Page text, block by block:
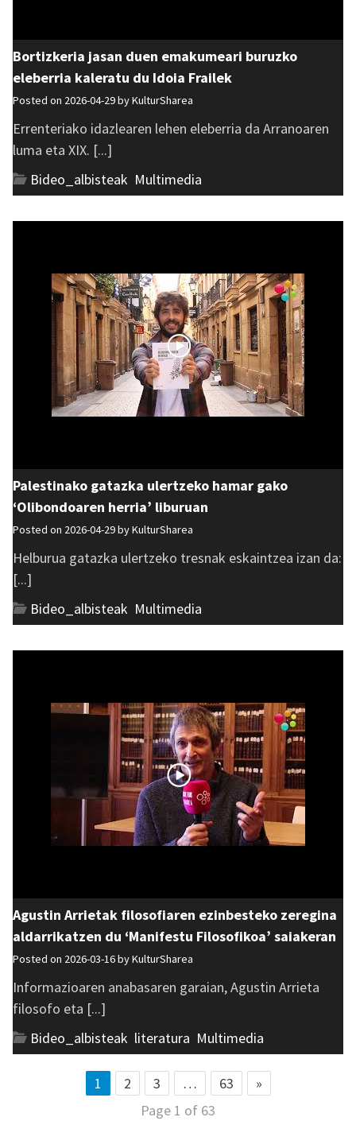
Bortizkeria jasan duen emakumeari buruzko
eleberria kaleratu du Idoia Frailek
Posted on 2026-04-29 byKulturSharea
Errenteriako idazlearen lehen eleberria da Arranoaren
luma eta XIX. [...]
Bideo_albisteak Multimedia
Palestinako gatazka ulertzeko hamar gako
‘Olibondoaren herria’ liburuan
Posted on 2026-04-29 byKulturSharea
Helburua gatazka ulertzeko tresnak eskaintzea izan da:
[...]
Bideo_albisteak Multimedia
Agustin Arrietak filosofiaren ezinbesteko zeregina
aldarrikatzen du ‘Manifestu Filosofikoa’ saiakeran
Posted on 2026-03-16 byKulturSharea
Informazioaren anabasaren garaian, Agustin Arrieta
filosofo eta [...]
Bideo_albisteak literatura Multimedia
1 2 3 … 63
»
Page 1 of 63